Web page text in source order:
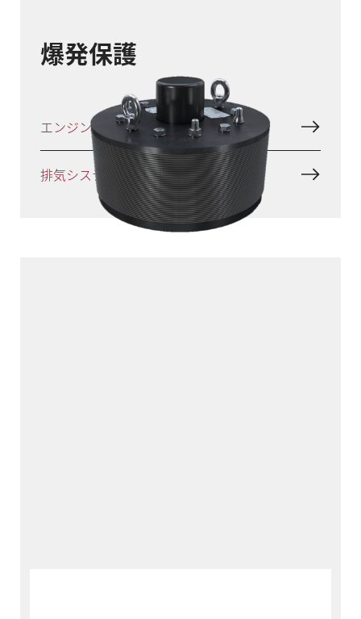
爆発保護
エンジン保護
排気システムの保護